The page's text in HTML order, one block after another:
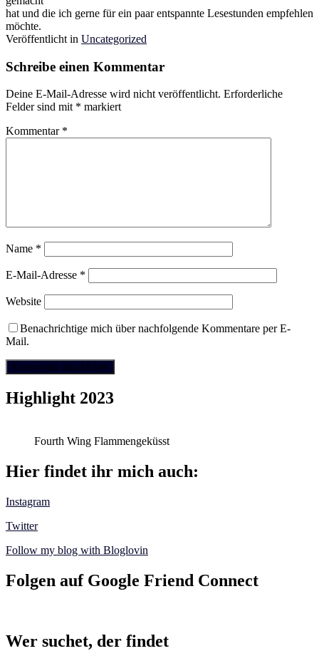
hat und die ich gerne für ein paar entspannte Lesestunden empfehlen
möchte.
Veröffentlicht in Uncategorized
Schreibe einen Kommentar
Deine E-Mail-Adresse wird nicht veröffentlicht. Erforderliche
Felder sind mit * markiert
Kommentar *
Name *
E-Mail-Adresse *
Website
Benachrichtige mich über nachfolgende Kommentare per E-
Mail.
Highlight 2023
Fourth Wing Flammengeküsst
Hier findet ihr mich auch:
Instagram
Twitter
Follow my blog with Bloglovin
Folgen auf Google Friend Connect
Wer suchet, der findet